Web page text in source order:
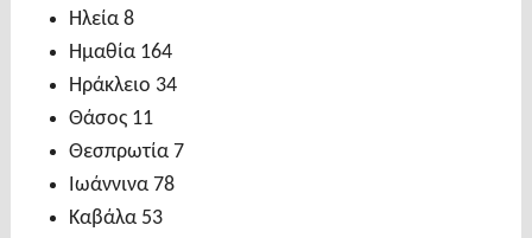
Ηλεία 8
Ημαθία 164
Ηράκλειο 34
Θάσος 11
Θεσπρωτία 7
Ιωάννινα 78
Καβάλα 53